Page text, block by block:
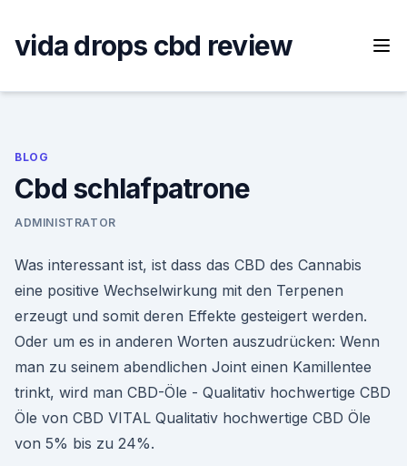
content
vida drops cbd review
BLOG
Cbd schlafpatrone
ADMINISTRATOR
Was interessant ist, ist dass das CBD des Cannabis
eine positive Wechselwirkung mit den Terpenen
erzeugt und somit deren Effekte gesteigert werden.
Oder um es in anderen Worten auszudrücken: Wenn
man zu seinem abendlichen Joint einen Kamillentee
trinkt, wird man CBD-Öle - Qualitativ hochwertige CBD
Öle von CBD VITAL Qualitativ hochwertige CBD Öle
von 5% bis zu 24%.